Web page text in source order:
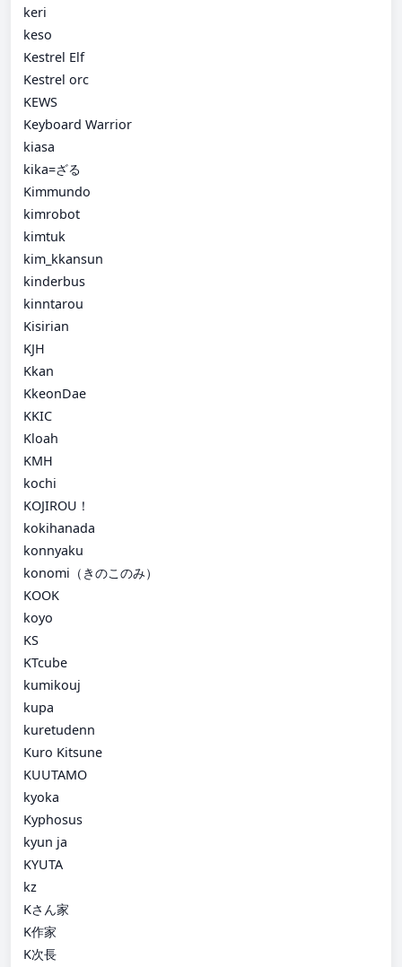
keri
keso
Kestrel Elf
Kestrel orc
KEWS
Keyboard Warrior
kiasa
kika=ざる
Kimmundo
kimrobot
kimtuk
kim_kkansun
kinderbus
kinntarou
Kisirian
KJH
Kkan
KkeonDae
KKIC
Kloah
KMH
kochi
KOJIROU！
kokihanada
konnyaku
konomi（きのこのみ）
KOOK
koyo
KS
KTcube
kumikouj
kupa
kuretudenn
Kuro Kitsune
KUUTAMO
kyoka
Kyphosus
kyun ja
KYUTA
kz
Kさん家
K作家
K次長